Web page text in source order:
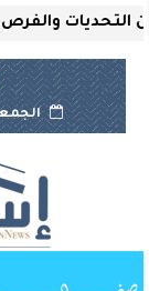
والفرص في